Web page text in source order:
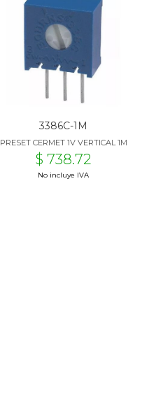
3386C-1M
PRESET CERMET 1V VERTICAL 1M
$ 738.72
No incluye IVA